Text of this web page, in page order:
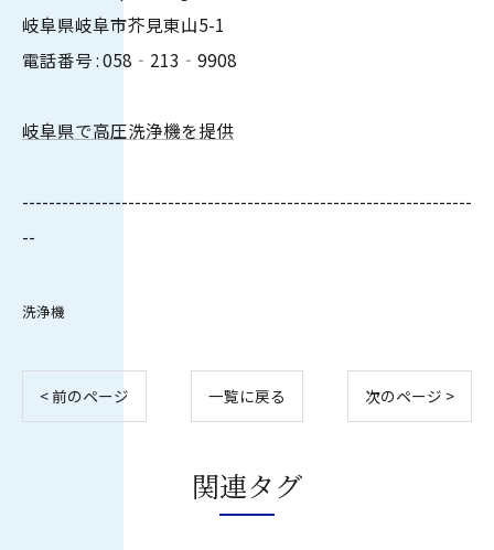
岐阜県岐阜市芥見東山5-1
電話番号 : 058‐213‐9908
岐阜県で高圧洗浄機を提供
--------------------------------------------------------------------
--
洗浄機
< 前のページ 一覧に戻る 次のページ >
関連タグ